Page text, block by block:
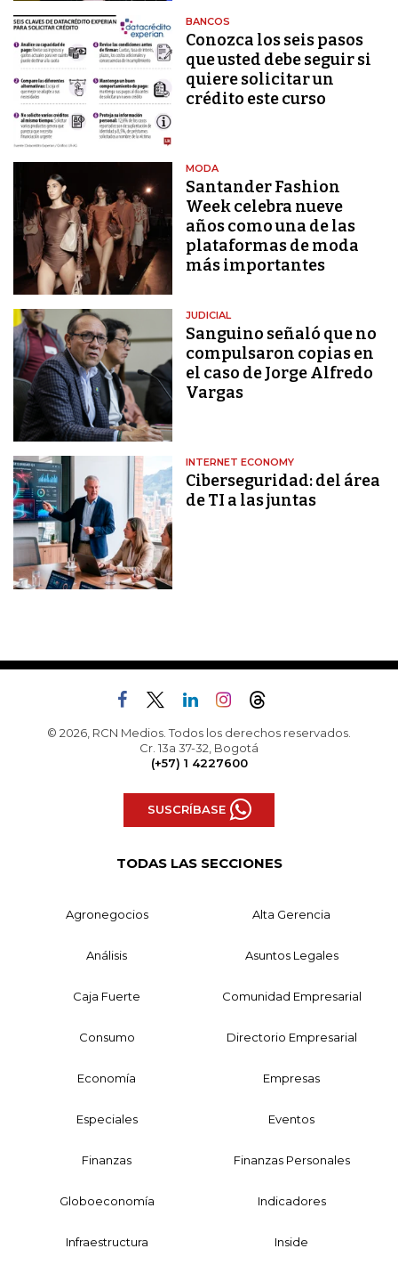
BANCOS
Conozca los seis pasos
que usted debe seguir si
quiere solicitar un
crédito este curso
MODA
Santander Fashion
Week celebra nueve
años como una de las
plataformas de moda
más importantes
JUDICIAL
Sanguino señaló que no
compulsaron copias en
el caso de Jorge Alfredo
Vargas
INTERNET ECONOMY
Ciberseguridad: del área
de TI a las juntas
© 2026, RCN Medios. Todos los derechos reservados.
Cr. 13a 37-32, Bogotá
(+57) 1 4227600
SUSCRÍBASE
TODAS LAS SECCIONES
Agronegocios Alta Gerencia
Análisis Asuntos Legales
Caja Fuerte Comunidad Empresarial
Consumo Directorio Empresarial
Economía Empresas
Especiales Eventos
Finanzas Finanzas Personales
Globoeconomía Indicadores
Infraestructura Inside